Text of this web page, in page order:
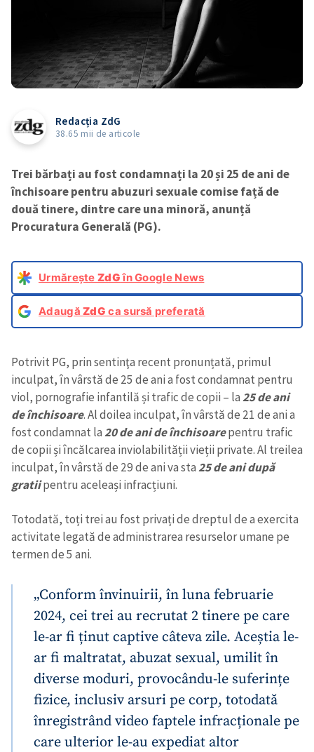
Redacția ZdG
38.65 mii de articole
Trei bărbați au fost condamnați la 20 și 25 de ani de
închisoare pentru abuzuri sexuale comise față de
două tinere, dintre care una minoră, anunță
Procuratura Generală (PG).
Urmărește ZdGîn Google News
AdaugăZdG ca sursă preferată
Potrivit PG, prin sentinţa recent pronunțată, primul
inculpat, în vârstă de 25 de ani a fost condamnat pentru
viol, pornografie infantilă și trafic de copii – la25 de ani
de închisoare. Al doilea inculpat, în vârstă de 21 de ani a
fost condamnat la20 de ani de închisoarepentru trafic
de copii și încălcarea inviolabilității vieții private. Al treilea
inculpat, în vârstă de 29 de ani va sta25 de ani după
gratiipentru aceleași infracțiuni.
Totodată, toți trei au fost privați de dreptul de a exercita
activitate legată de administrarea resurselor umane pe
termen de 5 ani.
„Conform învinuirii, în luna februarie
2024, cei trei au recrutat 2 tinere pe care
le-ar fi ținut captive câteva zile. Aceștia le-
ar fi maltratat, abuzat sexual, umilit în
diverse moduri, provocându-le suferințe
fizice, inclusiv arsuri pe corp, totodată
înregistrând video faptele infracționale pe
care ulterior le-au expediat altor